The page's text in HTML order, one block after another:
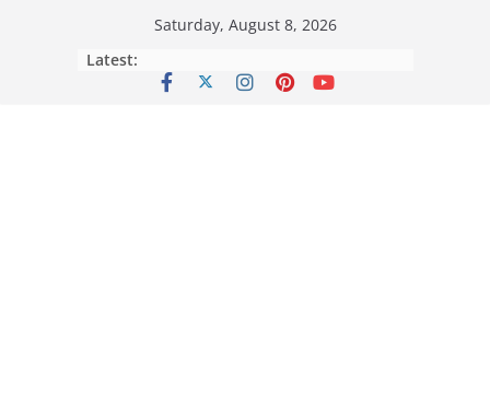
Saturday, August 8, 2026
Latest: